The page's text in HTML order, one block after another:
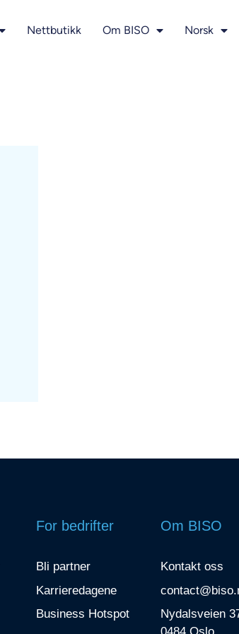
Nettbutikk Om BISO Norsk
For bedrifter
Bli partner
Karrieredagene
Business Hotspot
Om BISO
Kontakt oss
Nydalsveien